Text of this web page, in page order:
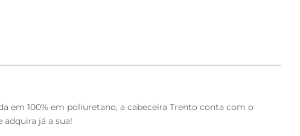
em 100% em poliuretano, a cabeceira Trento conta com o
já a sua!